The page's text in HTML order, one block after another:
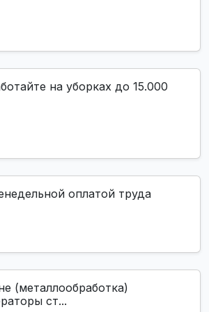
на уборках до 15.000
оплатой труда
(металлообработка)
ст...